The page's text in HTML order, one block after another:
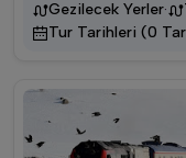
Gezilecek Yerler·
Tur Tarihleri (0